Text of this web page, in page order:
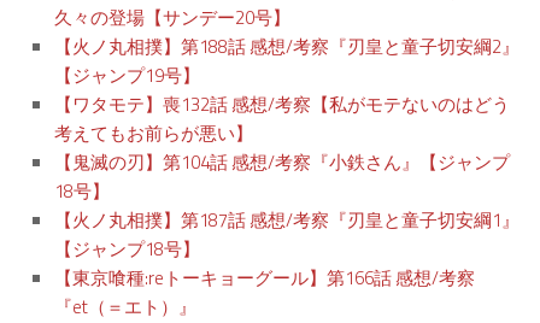
久々の登場【サンデー20号】
【火ノ丸相撲】第188話 感想/考察『刃皇と童子切安綱2』
【ジャンプ19号】
【ワタモテ】喪132話 感想/考察【私がモテないのはどう
考えてもお前らが悪い】
【鬼滅の刃】第104話 感想/考察『小鉄さん』【ジャンプ
18号】
【火ノ丸相撲】第187話 感想/考察『刃皇と童子切安綱1』
【ジャンプ18号】
【東京喰種:reトーキョーグール】第166話 感想/考察
『et（＝エト）』